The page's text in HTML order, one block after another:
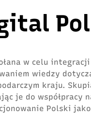
w celu
wiedzy
kraju.
je do współpracy
Polski